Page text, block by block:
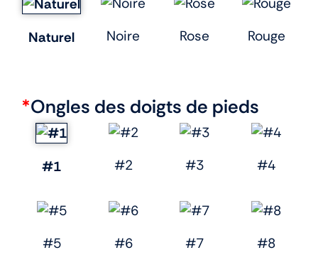
Naturel Noire Rose Rouge
*Ongles des doigts de pieds
#1 #2 #3 #4
#5 #6 #7 #8